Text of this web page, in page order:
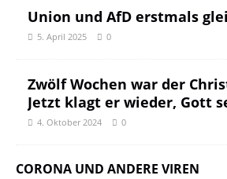
Union und AfD erstmals
5. April 2025 0
Zwölf Wochen war der
Jetzt klagt er wieder, Gott
4. Oktober 2024 0
CORONA UND ANDERE VIREN